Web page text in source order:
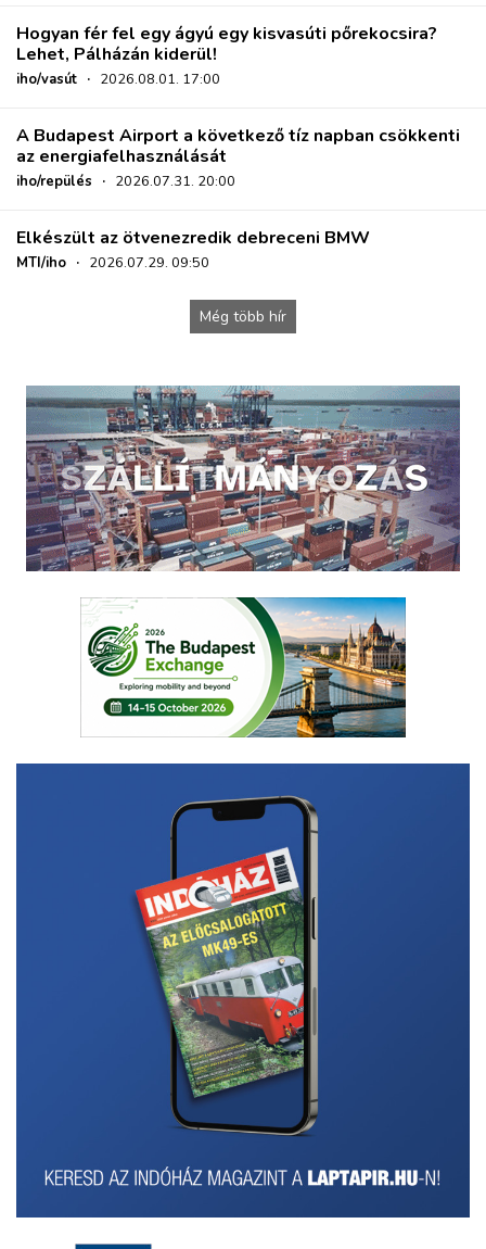
Hogyan fér fel egy ágyú egy kisvasúti pőrekocsira?
Lehet, Pálházán kiderül!
iho/vasút · 2026.08.01. 17:00
A Budapest Airport a következő tíz napban csökkenti
az energiafelhasználását
iho/repülés · 2026.07.31. 20:00
Elkészült az ötvenezredik debreceni BMW
MTI/iho · 2026.07.29. 09:50
Még több hír